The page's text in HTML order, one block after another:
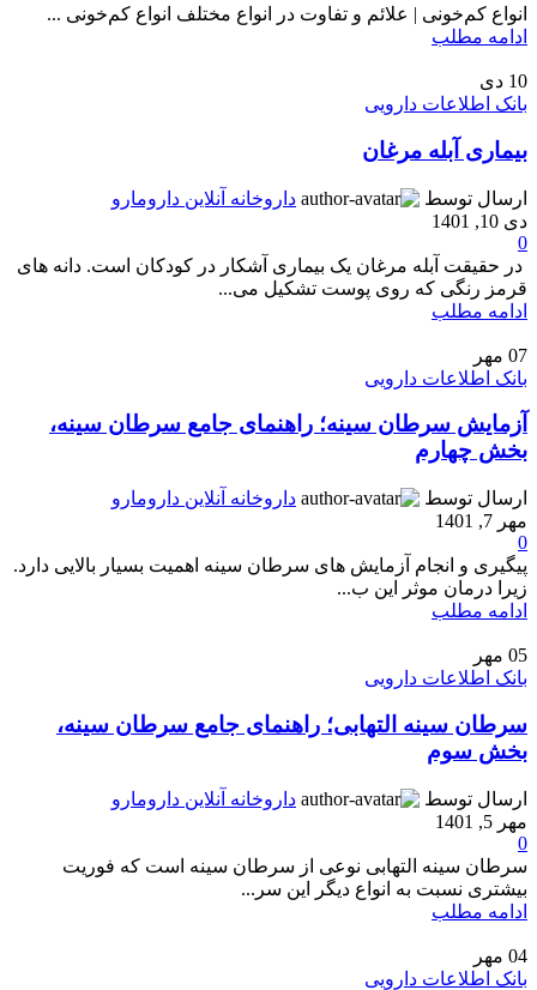
انواع کم‌خونی | علائم و تفاوت در انواع مختلف انواع کم‌خونی ...
ادامه مطلب
10 دی
بانک اطلاعات دارویی
بیماری آبله مرغان
ارسال توسط
داروخانه آنلاین دارومارو
دی 10, 1401
0
در حقیقت آبله ‌مرغان یک بیماری آشکار در کودکان است. دانه های
قرمز رنگی که روی پوست تشکیل می...
ادامه مطلب
07 مهر
بانک اطلاعات دارویی
آزمایش سرطان سینه؛ راهنمای جامع سرطان سینه،
بخش چهارم
ارسال توسط
داروخانه آنلاین دارومارو
مهر 7, 1401
0
پیگیری و انجام آزمایش های سرطان سینه اهمیت بسیار بالایی دارد.
زیرا درمان موثر این ب...
ادامه مطلب
05 مهر
بانک اطلاعات دارویی
سرطان سینه التهابی؛ راهنمای جامع سرطان سینه،
بخش سوم
ارسال توسط
داروخانه آنلاین دارومارو
مهر 5, 1401
0
سرطان سینه التهابی نوعی از سرطان سینه است که فوریت
بیشتری نسبت به انواع دیگر این سر...
ادامه مطلب
04 مهر
بانک اطلاعات دارویی